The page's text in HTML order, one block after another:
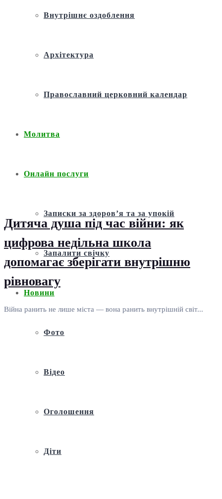
Внутрішнє оздоблення
Архітектура
Православний церковний календар
Молитва
Онлайн послуги
Записки за здоров’я та за упокій
Запалити свічку
Новини
Фото
Відео
Оголошення
Діти
Дитяча душа під час війни: як
цифрова недільна школа
допомагає зберігати внутрішню
рівновагу
Війна ранить не лише міста — вона ранить внутрішній світ...